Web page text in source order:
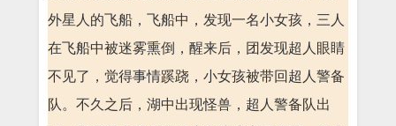
外星人的飞船，飞船中，发现一名小女孩，三人
在飞船中被迷雾熏倒，醒来后，团发现超人眼睛
不见了，觉得事情蹊跷，小女孩被带回超人警备
队。不久之后，湖中出现怪兽，超人警备队出